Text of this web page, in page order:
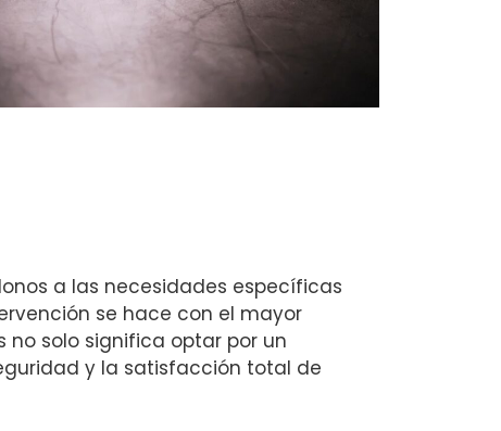
a las necesidades específicas
se hace con el mayor
no solo significa optar por un
y la satisfacción total de